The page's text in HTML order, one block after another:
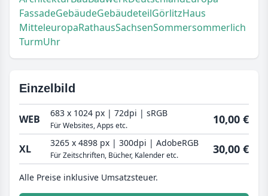
FassadeGebäudeGebäudeteilGörlitzHaus
MitteleuropaRathausSachsenSommersommerlich
TurmUhr
Einzelbild
WEB 683 x 1024 px | 72dpi | sRGB
Für Websites, Apps etc. 10,00 €
XL 3265 x 4898 px | 300dpi | AdobeRGB
Für Zeitschriften, Bücher, Kalender etc. 30,00 €
Alle Preise inklusive Umsatzsteuer.